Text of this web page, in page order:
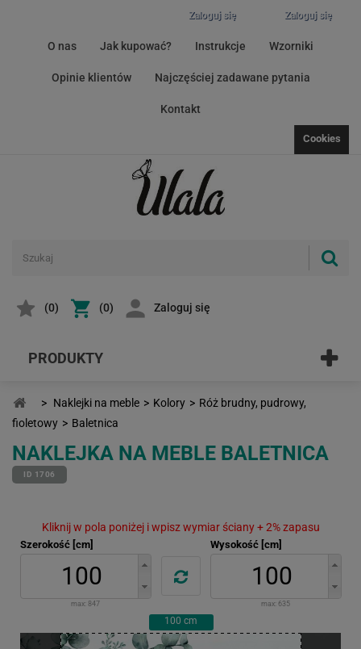
Zaloguj się
Zaloguj się
O nas Jak kupować? Instrukcje Wzorniki
Opinie klientów Najczęściej zadawane pytania
Kontakt
Cookies
(0) (0) Zaloguj się
PRODUKTY
> Naklejki na meble > Kolory > Róż brudny, pudrowy,
fioletowy > Baletnica
NAKLEJKA NA MEBLE BALETNICA
ID 1706
Kliknij w pola poniżej i wpisz wymiar ściany + 2% zapasu
Szerokość [cm]
max: 847
Wysokość [cm]
max: 635
100 cm